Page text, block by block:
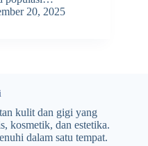
20, 2025
kulit dan gigi yang
kosmetik, dan estetika.
dalam satu tempat.